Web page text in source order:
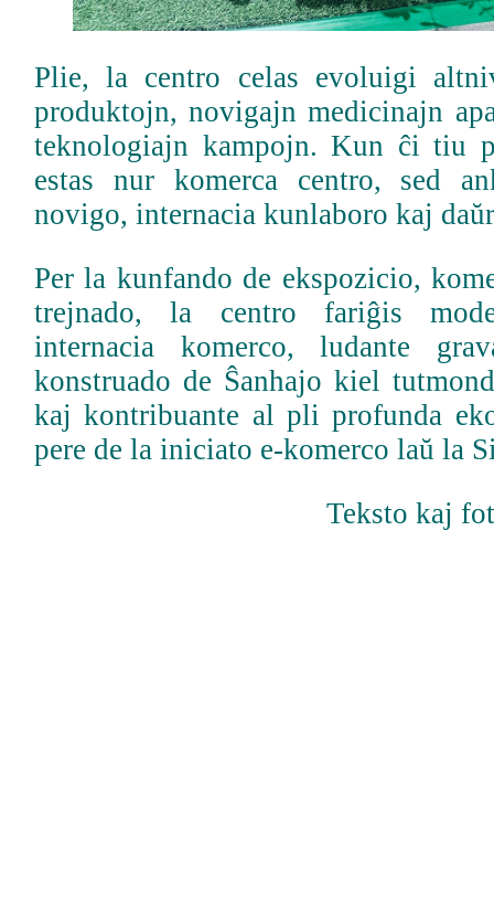
Plie, la centro celas evoluigi
produktojn, novigajn medicinajn
teknologiajn kampojn. Kun ĉi tiu
estas nur komerca centro, sed
novigo, internacia kunlaboro kaj
Per la kunfando de ekspozicio,
trejnado, la centro fariĝis
internacia komerco, ludante
konstruado de Ŝanhajo kiel
kaj kontribuante al pli profunda
pere de la iniciato e-komerco laŭ la
Teksto kaj